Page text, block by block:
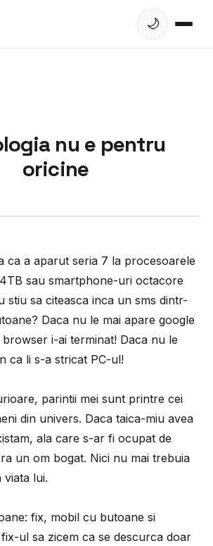
🌙
nu e pentru
oricine
ca a aparut seria 7 la procesoarele
sau smartphone-uri octacore
stiu sa citeasca inca un sms dintr-
Daca nu le mai apare google
i-ai terminat! Daca nu le
ca li s-a stricat PC-ul!
parintii mei sunt printre cei
din univers. Daca taica-miu avea
ala care s-ar fi ocupat de
un om bogat. Nici nu mai trebuia
viata lui.
fix, mobil cu butoane si
ul sa zicem ca se descurca doar